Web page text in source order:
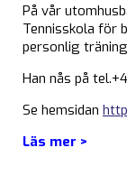
På vår
Tennisskola för
personlig
Han nås på
Se hemsidan
Läs mer >